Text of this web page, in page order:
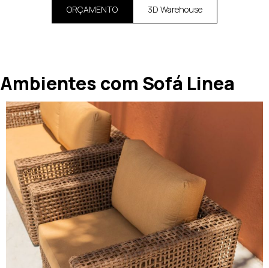
ORÇAMENTO 3D Warehouse
Ambientes com Sofá Linea